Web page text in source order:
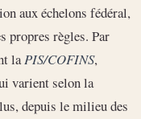
aux échelons fédéral,
propres règles. Par
laPIS/COFINS,
varient selon la
depuis le milieu des